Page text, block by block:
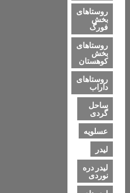
روستاهای
بخش
فورگ
روستاهای
بخش
کوهستان
روستاهای
داراب
ساحل
گردی
عسلویه
لیدر
لیدر دره
نوردی